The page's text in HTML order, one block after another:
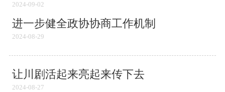
2024-09-02
进一步健全政协协商工作机制
2024-08-29
让川剧活起来亮起来传下去
2024-08-27